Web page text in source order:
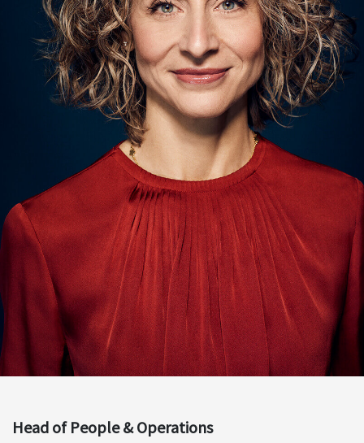
Head of People & Operations